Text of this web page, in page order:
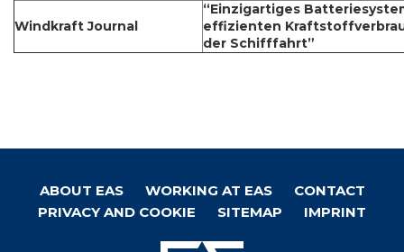
Windkraft Journal
“Einzigartiges
effizienten
der Schifffahrt”
Footer
ABOUT EAS WORKING AT EAS
CONTACT
PRIVACY AND COOKIE
SITEMAP IMPRINT